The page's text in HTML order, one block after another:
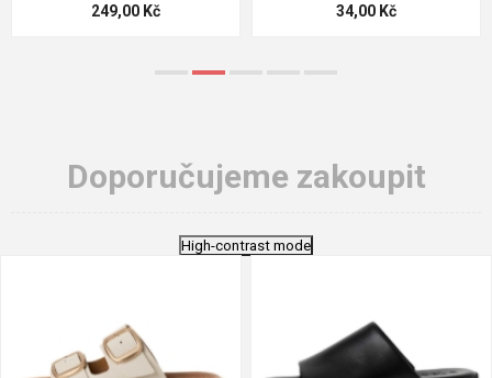
124,00 Kč 18,70 Kč
Doporučujeme zakoupit
High-contrast mode